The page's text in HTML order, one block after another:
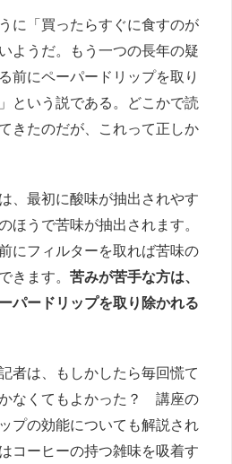
に「買ったらすぐに食すのが
ようだ。もう一つの長年の疑
前にペーパードリップを取り
という説である。どこかで読
きたのだが、これって正しか
、最初に酸味が抽出されやす
ほうで苦味が抽出されます。
にフィルターを取れば苦味の
きます。苦みが苦手な方は、
パードリップを取り除かれる
者は、もしかしたら毎回慌て
なくてもよかった？ 講座の
プの効能についても解説され
コーヒーの持つ雑味を吸着す